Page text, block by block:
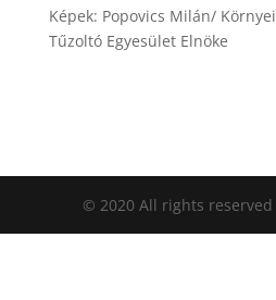
Képek: Popovics Milán/
Tűzoltó Egyesület Elnöke
© 2020 All rights